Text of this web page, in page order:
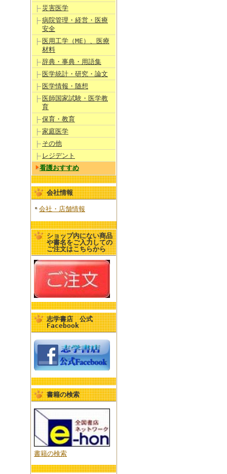
災害医学
病院管理・経営・医療
安全
医用工学（ME）、医療
材料
辞典・事典・用語集
医学統計・研究・論文
医学情報・随想
医師国家試験・医学教
育
保育・教育
家庭医学
その他
レジデント
看護おすすめ
会社情報
会社・店舗情報
ショップ内にない商品
や書名をご入力しての
ご注文はこちらから
志学書店 公式
Facebook
書籍の検索
書籍の検索